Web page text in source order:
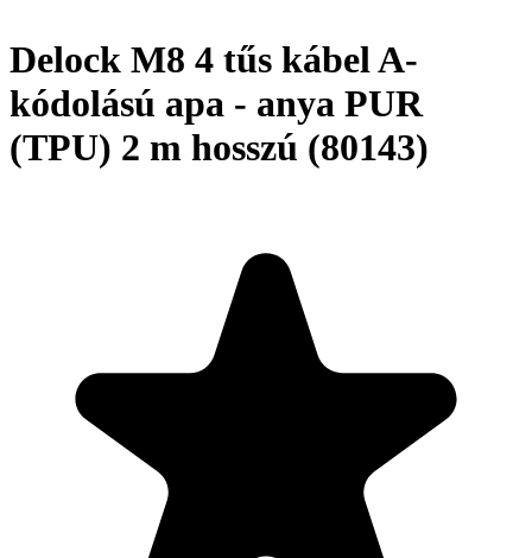
Delock M8 4 tűs kábel A-
kódolású apa - anya PUR
(TPU) 2 m hosszú (80143)